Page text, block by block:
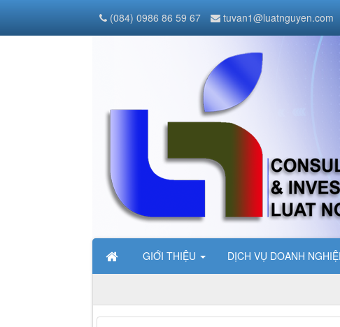
GIỚI THIỆU DỊCH VỤ DOANH
(084) 0986 86 59 67 tuvan1@luatnguyen.com